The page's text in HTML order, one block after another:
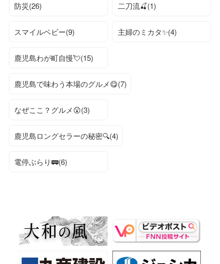
防災(26) 二刀流🍒(1)
スマイルベビー(9) 主婦のミカタ✨(4)
鹿児島わが町自慢💘(15)
鹿児島で味わう本場のグルメ😋(7)
なぜここ？グルメ😲(3)
鹿児島ロングセラーの秘密🔍(4)
電停ぶらり🚃(6)